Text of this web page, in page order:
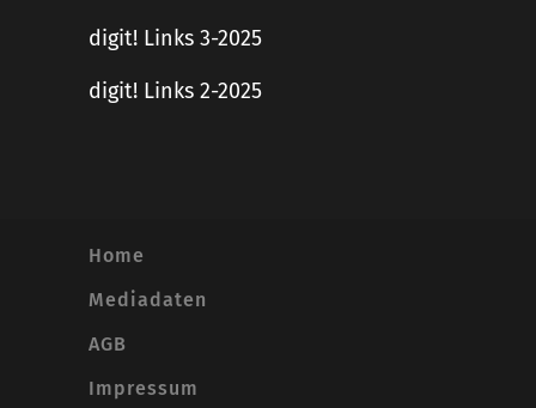
digit! Links 3-2025
digit! Links 2-2025
Home
Mediadaten
AGB
Impressum